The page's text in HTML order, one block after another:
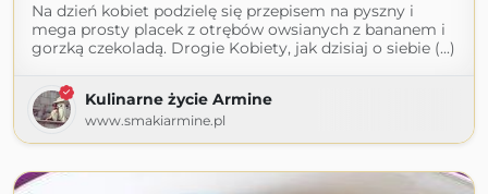
Na dzień kobiet podzielę się przepisem na pyszny i
mega prosty placek z otrębów owsianych z bananem i
gorzką czekoladą. Drogie Kobiety, jak dzisiaj o siebie (...)
Kulinarne życie Armine
www.smakiarmine.pl